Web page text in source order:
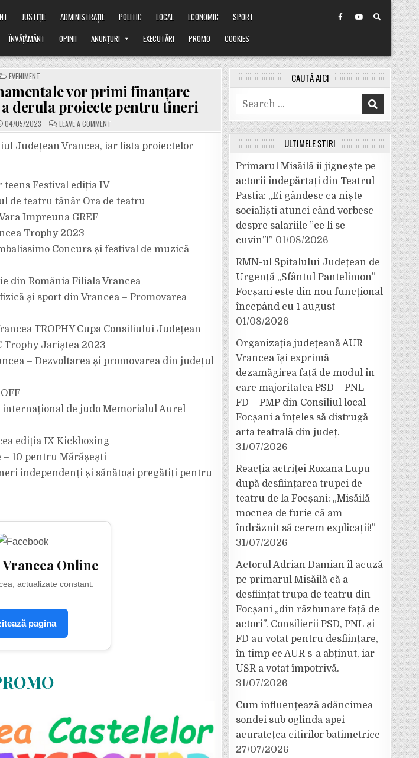
JUSTIȚIE ADMINISTRAȚIE POLITIC LOCAL ECONOMIC
SPORT
ÎNVĂȚĂMÂNT OPINII ANUNȚURI EXECUTĂRI PROMO COOKIES
POSTED
IN
EVENIMENT
vor primi finanțare
derula proiecte pentru tineri
04/05/2023 LEAVE A COMMENTON
15
NON-
GUVERNAMENTALE
DERULA
Județean Vrancea, iar lista proiectelor
teens Festival ediția IV
de teatru tânăr Ora de teatru
Impreuna GREF
Trophy 2023
Concurs și festival de muzică
din România Filiala Vrancea
și sport din Vrancea – Promovarea
TROPHY Cupa Consiliului Județean
Trophy Jariștea 2023
– Dezvoltarea și promovarea din județul
internațional de judo Memorialul Aurel
ediția IX Kickboxing
– 10 pentru Mărășești
independenți și sănătoși pregătiți pentru
Online
actualizate constant.
pagina
CAUTĂ AICI
Search
for:
ULTIMELE ȘTIRI
Primarul Misăilă îi jignește pe
actorii îndepărtați din Teatrul
Pastia: „Ei gândesc ca niște
socialiști atunci când vorbesc
despre salariile ”ce li se
cuvin”!” 01/08/2026
RMN-ul Spitalului Județean de
Urgență „Sfântul Pantelimon”
Focșani este din nou funcțional
începând cu 1 august
01/08/2026
Organizația județeană AUR
Vrancea își exprimă
dezamăgirea față de modul în
care majoritatea PSD – PNL –
FD – PMP din Consiliul local
Focșani a înțeles să distrugă
arta teatrală din județ.
31/07/2026
Reacția actriței Roxana Lupu
după desființarea trupei de
teatru de la Focșani: „Misăilă
mocnea de furie că am
îndrăznit să cerem explicații!”
31/07/2026
Actorul Adrian Damian îl acuză
pe primarul Misăilă că a
desființat trupa de teatru din
Focșani „din răzbunare față de
actori”. Consilierii PSD, PNL și
FD au votat pentru desființare,
în timp ce AUR s-a abținut, iar
USR a votat împotrivă.
31/07/2026
Cum influențează adâncimea
sondei sub oglinda apei
acuratețea citirilor batimetrice
27/07/2026